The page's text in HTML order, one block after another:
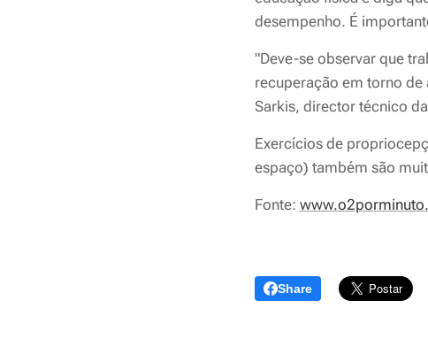
desempenho. É
"Deve-se observar que
recuperação em torno
Sarkis, director técnico
Exercícios de
espaço) também são
Fonte:
Share